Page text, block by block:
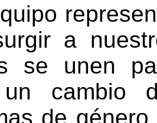
a
se unen
cambio
de